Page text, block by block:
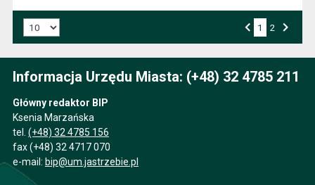
1 2
Informacja Urzędu Miasta: (+48) 32 4785 211
Główny redaktor BIP
Ksenia Marzańska
tel. (+48) 32 4785 156
fax (+48) 32 4717 070
e-mail: bip@um.jastrzebie.pl